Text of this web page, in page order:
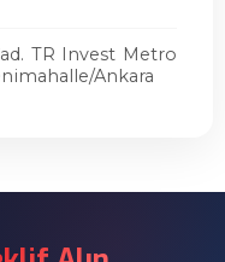
TR Invest Metro
Ankara